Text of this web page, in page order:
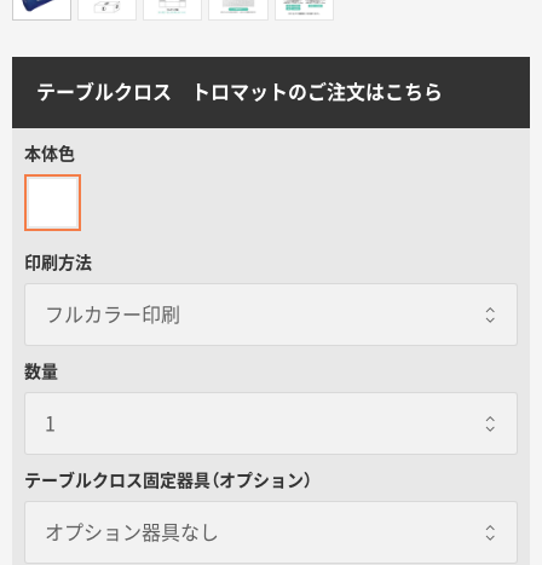
サイトメニュー
データ入稿ガイド
よくあるご質問
テーブルクロス トロマットのご注文はこちら
本体色
印刷方法
数量
テーブルクロス固定器具（オプション）
オプション器具なし